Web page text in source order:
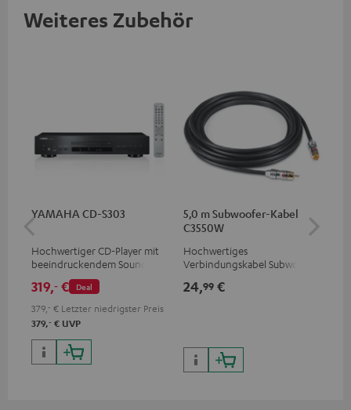
Weiteres Zubehör
YAMAHA CD-S303
Hochwertiger CD-Player mit
beeindruckendem Sound und
wertiger Verarbeitung
Deal
319,‐ €
379,‐ € Letzter niedrigster Preis
379,‐ € UVP
5,0 m Subwoofer-Kabel
C3550W
Hochwertiges
Verbindungskabel Subwoofer
24,99 €